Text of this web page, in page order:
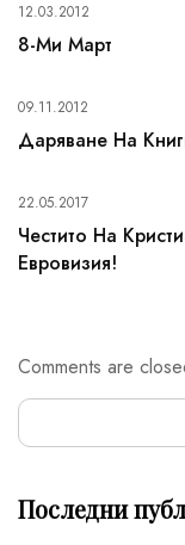
12.03.2012
8-Ми Март
09.11.2012
Даряване На
22.05.2017
Честито На
Евровизия!
Comments are
Последни